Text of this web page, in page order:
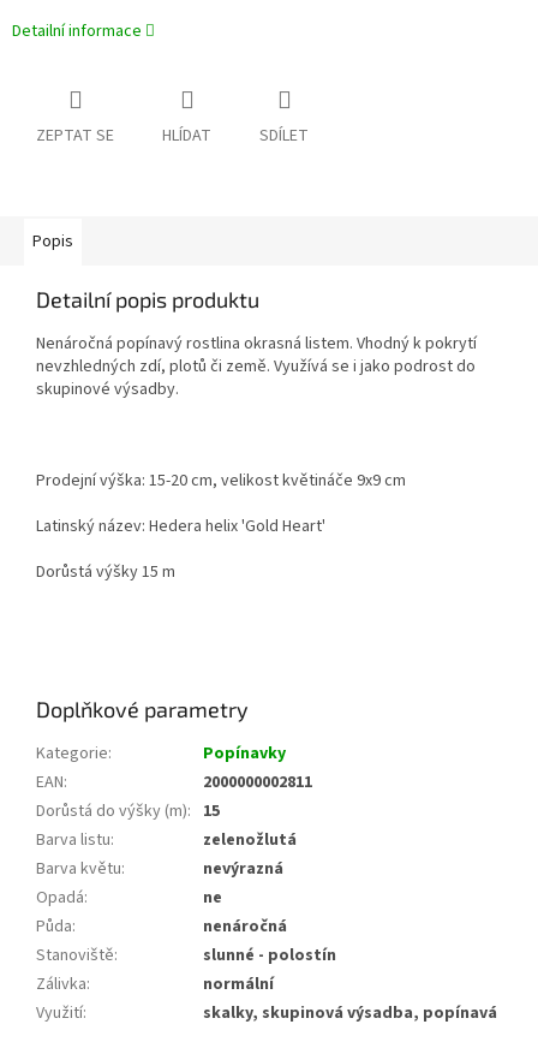
Detailní informace
ZEPTAT SE HLÍDAT SDÍLET
Popis
Detailní popis produktu
Nenáročná popínavý rostlina okrasná listem. Vhodný k pokrytí
nevzhledných zdí, plotů či země. Využívá se i jako podrost do
skupinové výsadby.
Prodejní výška: 15-20 cm, velikost květináče 9x9 cm
Latinský název: Hedera helix 'Gold Heart'
Dorůstá výšky 15 m
Doplňkové parametry
Kategorie:
Popínavky
EAN:
2000000002811
Dorůstá do výšky (m): 15
Barva listu:
zelenožlutá
Barva květu:
nevýrazná
Opadá:
ne
Půda:
nenáročná
Stanoviště:
slunné - polostín
Zálivka:
normální
Využití: skalky, skupinová výsadba, popínavá